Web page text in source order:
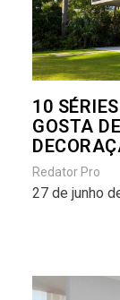
10
GOSTA
Redator Pro
27 de junho